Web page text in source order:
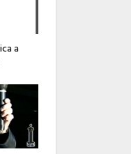
a